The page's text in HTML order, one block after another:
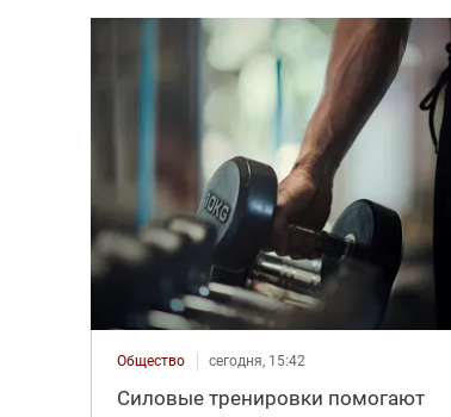
Общество сегодня, 15:42
Силовые тренировки помогают